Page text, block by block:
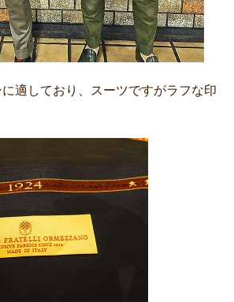
適しており、スーツですがラフな印